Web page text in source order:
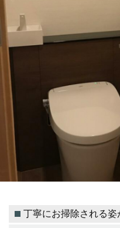
丁寧にお掃除される